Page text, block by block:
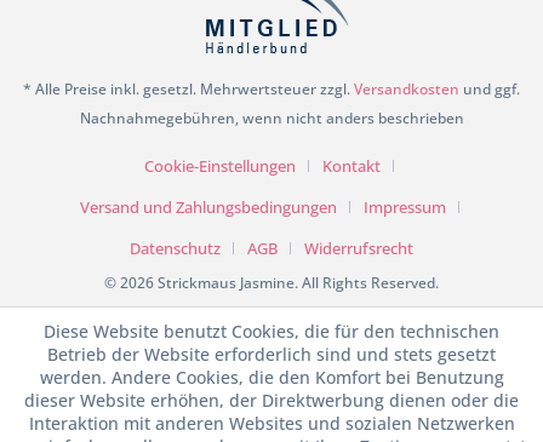
* Alle Preise inkl. gesetzl. Mehrwertsteuer zzgl.Versandkosten und ggf.
Nachnahmegebühren, wenn nicht anders beschrieben
Cookie-Einstellungen
Kontakt
Versand und Zahlungsbedingungen
Impressum
Datenschutz
AGB Widerrufsrecht
© 2026 Strickmaus Jasmine. All Rights Reserved.
Diese Website benutzt Cookies, die für den technischen
Betrieb der Website erforderlich sind und stets gesetzt
werden. Andere Cookies, die den Komfort bei Benutzung
dieser Website erhöhen, der Direktwerbung dienen oder die
Interaktion mit anderen Websites und sozialen Netzwerken